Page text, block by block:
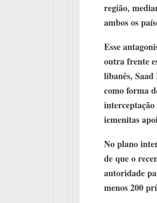
região,
ambos os
Esse
outra frente
libanês,
como forma
iemenitas
No plano
de que o
autoridade
menos 200